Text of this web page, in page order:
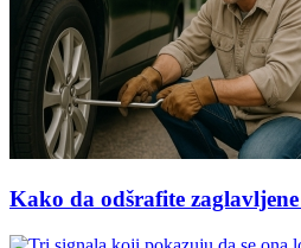
Kako da odšrafite